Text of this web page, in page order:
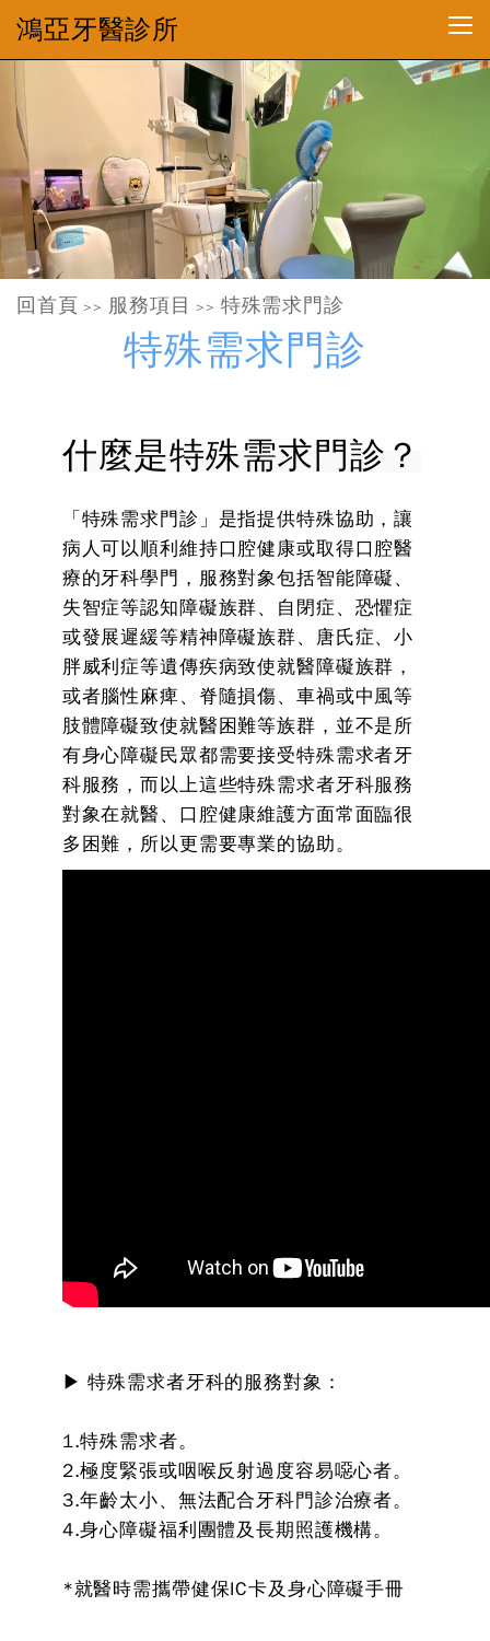
鴻亞牙醫診所
回首頁 >> 服務項目 >> 特殊需求門診
特殊需求門診
什麼是特殊需求門診？
「特殊需求門診」是指提供特殊協助，讓
病人可以順利維持口腔健康或取得口腔醫
療的牙科學門，服務對象包括智能障礙、
失智症等認知障礙族群、自閉症、恐懼症
或發展遲緩等精神障礙族群、唐氏症、小
胖威利症等遺傳疾病致使就醫障礙族群，
或者腦性麻痺、脊隨損傷、車禍或中風等
肢體障礙致使就醫困難等族群，並不是所
有身心障礙民眾都需要接受特殊需求者牙
科服務，而以上這些特殊需求者牙科服務
對象在就醫、口腔健康維護方面常面臨很
多困難，所以更需要專業的協助。
▶ 特殊需求者牙科的服務對象：
1.特殊需求者。
2.極度緊張或咽喉反射過度容易噁心者。
3.年齡太小、無法配合牙科門診治療者。
4.身心障礙福利團體及長期照護機構。
*就醫時需攜帶健保IC卡及身心障礙手冊